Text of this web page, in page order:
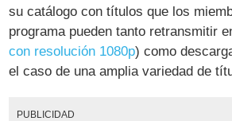
su catálogo con títulos que los
programa pueden tanto retransmitir
con resolución 1080p) como
el caso de una amplia variedad de
PUBLICIDAD